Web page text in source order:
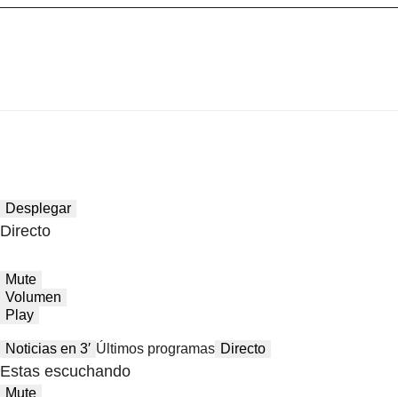
Desplegar
Directo
Mute
Volumen
Play
Noticias en 3′ Últimos programas Directo
Estas escuchando
Mute